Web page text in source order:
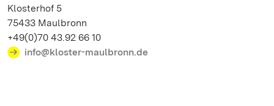
Klosterhof 5
75433 Maulbronn
+49(0)70 43.92 66 10
info@kloster-maulbronn.de